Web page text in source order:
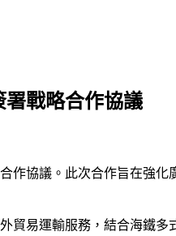
戰略合作協議
作協議。此次合作旨在強
貿易運輸服務，結合海鐵